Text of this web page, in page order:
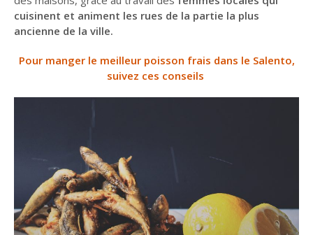
cuisinent et animent les rues de la partie la plus
ancienne de la ville.
Pour manger le meilleur poisson frais dans le Salento,
suivez ces conseils